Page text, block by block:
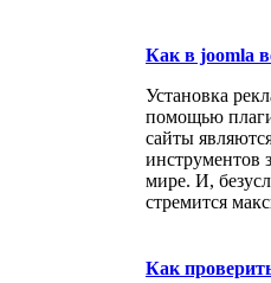
Как в joomla
Установка
помощью
сайты
инструментов
мире. И,
стремится
Как